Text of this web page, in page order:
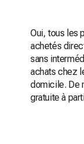
Oui, tous les
achetés
sans
achats chez
domicile. De
gratuite à